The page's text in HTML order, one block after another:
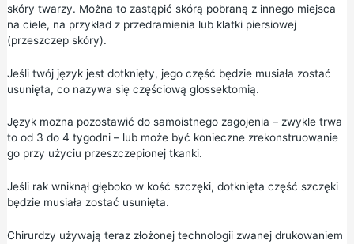
skóry twarzy. Można to zastąpić skórą pobraną z innego miejsca
na ciele, na przykład z przedramienia lub klatki piersiowej
(przeszczep skóry).
Jeśli twój język jest dotknięty, jego część będzie musiała zostać
usunięta, co nazywa się częściową glossektomią.
Język można pozostawić do samoistnego zagojenia – zwykle trwa
to od 3 do 4 tygodni – lub może być konieczne zrekonstruowanie
go przy użyciu przeszczepionej tkanki.
Jeśli rak wniknął głęboko w kość szczęki, dotknięta część szczęki
będzie musiała zostać usunięta.
Chirurdzy używają teraz złożonej technologii zwanej drukowaniem